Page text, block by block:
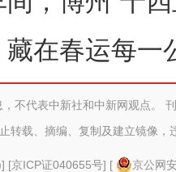
在春运每一
不代表中新社和中新网观点。
转载、摘编、复制及建立镜像，
] [京ICP证040655号] [
京公网